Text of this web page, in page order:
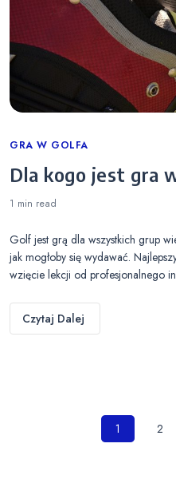
Categories
GRA W GOLFA
Dla kogo jest gra
1 min read
Golf jest grą dla wszystkich grup
jak mogłoby się wydawać.
wzięcie lekcji od profesjonalnego
Czytaj Dalej
1 2